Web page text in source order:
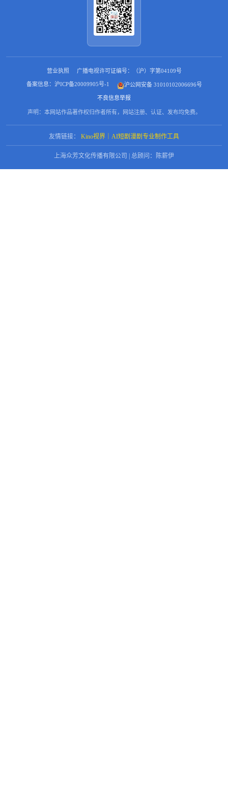
营业执照 广播电视许可证编号：（沪）字第04109号
备案信息：沪ICP备20009905号-1 沪公网安备 31010102006696号
不良信息举报
声明：本网站作品著作权归作者所有，网站注册、认证、发布均免费。
友情链接： Kino视界｜AI短剧漫剧专业制作工具
上海众芳文化传播有限公司 | 总顾问：陈薪伊